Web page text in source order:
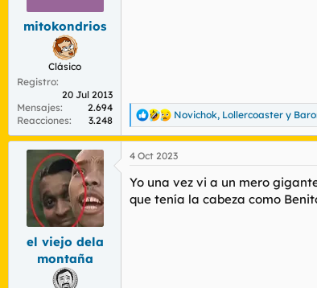
mitokondrios
Clásico
Registro
20 Jul 2013
Mensajes
2.694
Reacciones
3.248
R
e
a
c
i
o
n
Novichok, Lollercoaster y
el viejo dela
montaña
4 Oct 2023
Yo una vez vi a un mero
que tenía la cabeza como